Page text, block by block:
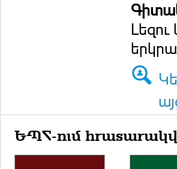
Լեզու
ԵՊՀ-ում